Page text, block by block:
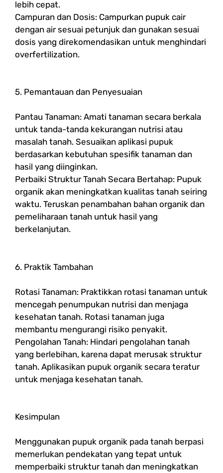
lebih cepat.
Campuran dan Dosis: Campurkan pupuk cair
dengan air sesuai petunjuk dan gunakan sesuai
dosis yang direkomendasikan untuk menghindari
overfertilization.
5. Pemantauan dan Penyesuaian
Pantau Tanaman: Amati tanaman secara berkala
untuk tanda-tanda kekurangan nutrisi atau
masalah tanah. Sesuaikan aplikasi pupuk
berdasarkan kebutuhan spesifik tanaman dan
hasil yang diinginkan.
Perbaiki Struktur Tanah Secara Bertahap: Pupuk
organik akan meningkatkan kualitas tanah seiring
waktu. Teruskan penambahan bahan organik dan
pemeliharaan tanah untuk hasil yang
berkelanjutan.
6. Praktik Tambahan
Rotasi Tanaman: Praktikkan rotasi tanaman untuk
mencegah penumpukan nutrisi dan menjaga
kesehatan tanah. Rotasi tanaman juga
membantu mengurangi risiko penyakit.
Pengolahan Tanah: Hindari pengolahan tanah
yang berlebihan, karena dapat merusak struktur
tanah. Aplikasikan pupuk organik secara teratur
untuk menjaga kesehatan tanah.
Kesimpulan
Menggunakan pupuk organik pada tanah berpasi
memerlukan pendekatan yang tepat untuk
memperbaiki struktur tanah dan meningkatkan